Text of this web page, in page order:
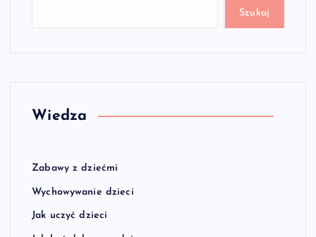
Szukaj
Wiedza
Zabawy z dziećmi
Wychowywanie dzieci
Jak uczyć dzieci